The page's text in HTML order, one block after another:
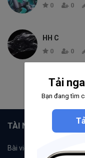
0 0
HH C
0 0
TÀI NGUYÊN
Bài viết
Tải
Bạn đang tìm